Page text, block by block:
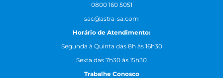
0800 160 5051
sac@astra-sa.com
Horário de Atendimento:
Segunda à Quinta das 8h às 16h30
Sexta das 7h30 às 15h30
Trabalhe Conosco